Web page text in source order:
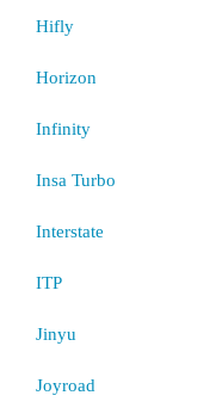
Hifly
Horizon
Infinity
Insa Turbo
Interstate
ITP
Jinyu
Joyroad